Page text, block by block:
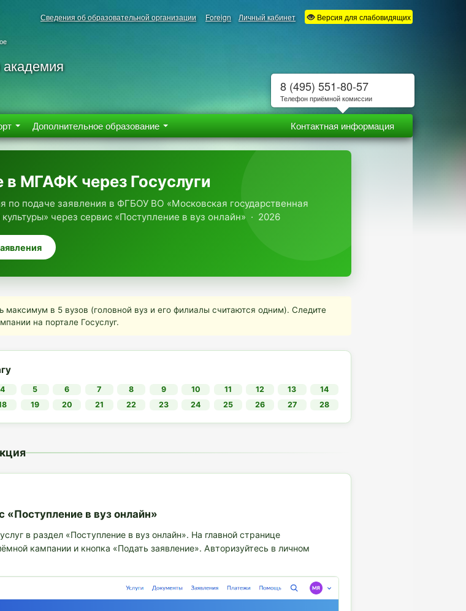
Сведения об образовательной организации Foreign Личный кабинет Версия для слабовидящих
академия
Дополнительное образование Контактная информация
в МГАФК через Госуслуги
по подаче заявления в ФГБОУ ВО «Московская государственная
через сервис «Поступление в вуз онлайн» · 2026
максимум в 5 вузов (головной вуз и его филиалы считаются одним). Следите
на портале Госуслуг.
4 5 6 7 8 9 10 11 12 13
14
19 20 21 22 23 24 25 26 27 28
«Поступление в вуз онлайн»
в раздел «Поступление в вуз онлайн». На главной странице
кампании и кнопка «Подать заявление». Авторизуйтесь в личном
8 (495) 551-80-57
Телефон приёмной комиссии